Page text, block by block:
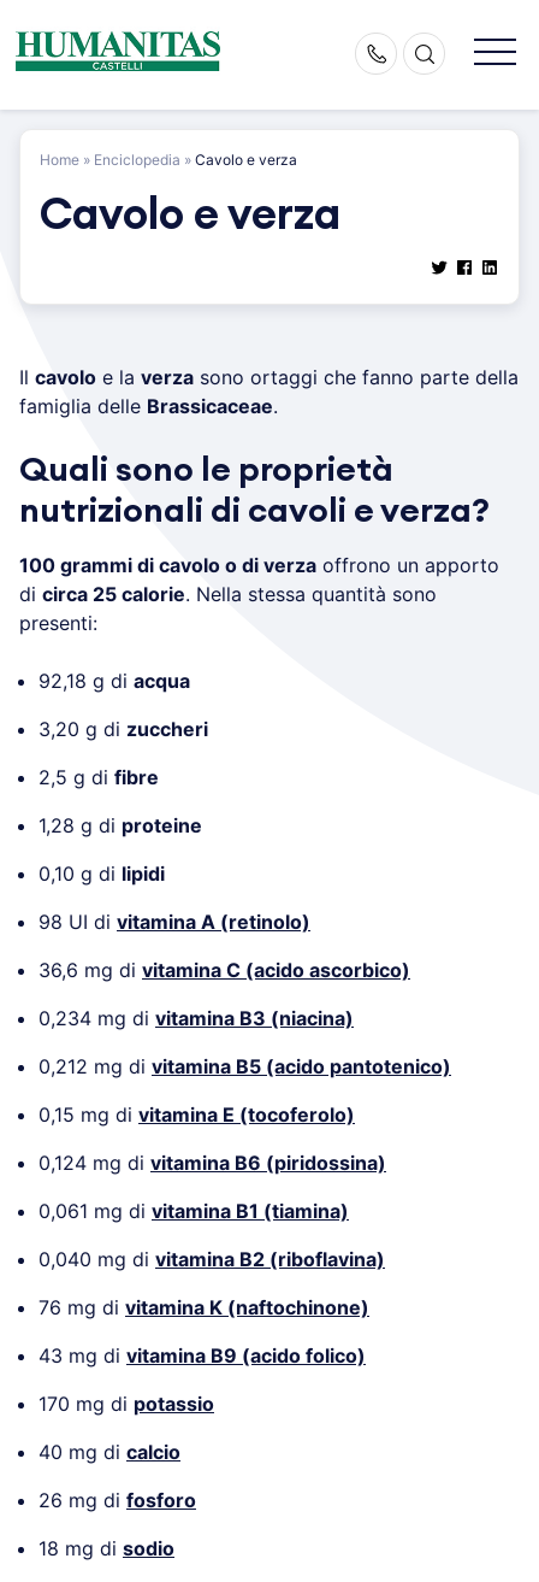
content
Home » Enciclopedia » Cavolo e verza
Cavolo e verza
Il cavolo e la verza sono ortaggi che fanno parte della
famiglia delle Brassicaceae.
Quali sono le proprietà
nutrizionali di cavoli e verza?
100 grammi di cavolo o di verza offrono un apporto
di circa 25 calorie. Nella stessa quantità sono
presenti:
92,18 g di acqua
3,20 g di zuccheri
2,5 g di fibre
1,28 g di proteine
0,10 g di lipidi
98 UI di vitamina A (retinolo)
36,6 mg di vitamina C (acido ascorbico)
0,234 mg di vitamina B3 (niacina)
0,212 mg di vitamina B5 (acido pantotenico)
0,15 mg di vitamina E (tocoferolo)
0,124 mg di vitamina B6 (piridossina)
0,061 mg di vitamina B1 (tiamina)
0,040 mg di vitamina B2 (riboflavina)
76 mg di vitamina K (naftochinone)
43 mg di vitamina B9 (acido folico)
170 mg di potassio
40 mg di calcio
26 mg di fosforo
18 mg di sodio